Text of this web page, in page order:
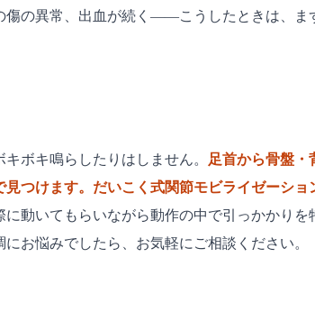
の異常、出血が続く——こうしたときは、
ボキ鳴らしたりはしません。
足首から骨盤・
つけます。だいこく式関節モビライゼーシ
動いてもらいながら動作の中で引っかかり
お悩みでしたら、お気軽にご相談ください。